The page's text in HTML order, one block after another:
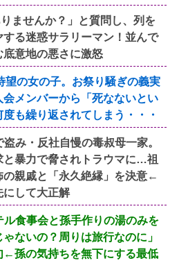
ませんか？」と質問し、列を
る迷惑サラリーマン！並んで
意地の悪さに激怒
望の女の子。お祭り騒ぎの義実
メンバーから「死なないとい
も繰り返されてしまう・・・
み・反社自慢の毒叔母一家。
と暴力で脅されトラウマに…祖
の親戚と「永久絶縁」を決意←
にして大正解
ル食事会と孫手作りの湯のみを
ないの？周りは旅行なのに」
←孫の気持ちを無下にする最低